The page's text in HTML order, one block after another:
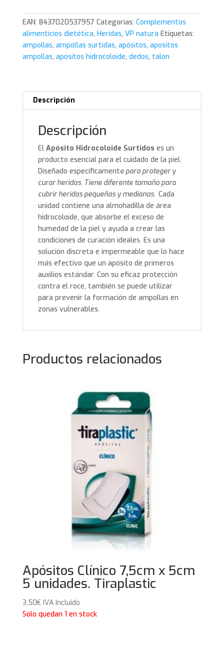
VP
Natura
cantidad
EAN: 8437020537957 Categorías: Complementos
alimenticios dietética, Heridas, VP natura Etiquetas:
ampollas, ampollas surtidas, apósitos, apositos
ampollas, apositos hidrocoloide, dedos, talon
Descripción
Descripción
El Apósito Hidrocoloide Surtidos es un
producto esencial para el cuidado de la piel.
Diseñado específicamente para proteger y
curar heridas. Tiene diferente tamaño para
cubrir heridas pequeñas y medianas. Cada
unidad contiene una almohadilla de área
hidrocoloide, que absorbe el exceso de
humedad de la piel y ayuda a crear las
condiciones de curación ideales. Es una
solución discreta e impermeable que lo hace
más efectivo que un apósito de primeros
auxilios estándar. Con su eficaz protección
contra el roce, también se puede utilizar
para prevenir la formación de ampollas en
zonas vulnerables.
Productos relacionados
Apósitos Clínico 7,5cm x 5cm
5 unidades. Tiraplastic
3,50€ IVA Incluido
Solo quedan 1 en stock